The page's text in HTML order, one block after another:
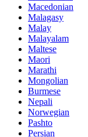
Macedonian
Malagasy
Malay
Malayalam
Maltese
Maori
Marathi
Mongolian
Burmese
Nepali
Norwegian
Pashto
Persian